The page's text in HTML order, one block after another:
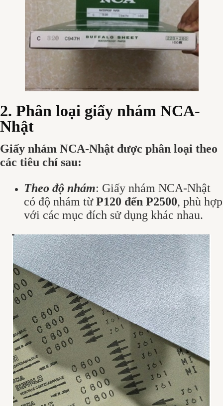
2. Phân loại giấy nhám NCA-
Nhật
Giấy nhám NCA-Nhật được phân loại theo
các tiêu chí sau:
Theo độ nhám: Giấy nhám NCA-Nhật
có độ nhám từP120 đến P2500, phù hợp
với các mục đích sử dụng khác nhau.